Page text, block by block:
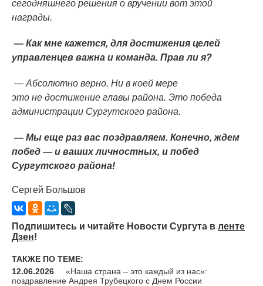
сегодняшнего решения о вручении вот этой
награды.
— Как мне кажется, для достижения целей
управленцев важна и команда. Прав ли я?
— Абсолютно верно. Ни в коей мере
это не достижение главы района. Это победа
администрации Сургутского района.
— Мы еще раз вас поздравляем. Конечно, ждем
побед — и ваших личностных, и побед
Сургутского района!
Сергей Большов
Подпишитесь и читайте Новости Сургута в ленте
Дзен!
ТАКЖЕ ПО ТЕМЕ:
12.06.2026
«Наша страна – это каждый из нас»:
поздравление Андрея Трубецкого с Днем России